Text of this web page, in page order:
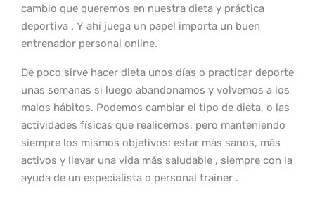
cambio que queremos en nuestra dieta y práctica
deportiva . Y ahí juega un papel importa un buen
entrenador personal online.
De poco sirve hacer dieta unos días o practicar deporte
unas semanas si luego abandonamos y volvemos a los
malos hábitos. Podemos cambiar el tipo de dieta, o las
actividades físicas que realicemos, pero manteniendo
siempre los mismos objetivos: estar más sanos, más
activos y llevar una vida más saludable , siempre con la
ayuda de un especialista o personal trainer .